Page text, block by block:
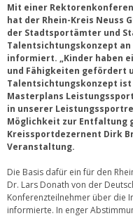
Mit einer
hat der Rhein-Kreis Neuss
der Stadtsportämter und
Talentsichtungskonzept an
informiert. „Kinder haben
und Fähigkeiten gefördert
Talentsichtungskonzept
Masterplans
in unserer
Möglichkeit zur Entfaltung
Kreissportdezernent Dirk
Veranstaltung.
Die Basis dafür ein für den
Dr. Lars Donath von der
Konferenzteilnehmer über die
informierte. In enger